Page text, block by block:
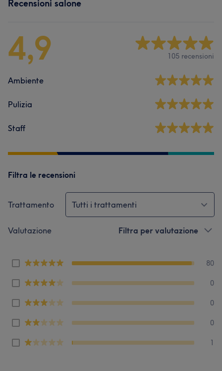
Recensioni salone
4,9 105 recensioni
Ambiente
Pulizia
Staff
Filtra le recensioni
Trattamento Tutti i trattamenti
Valutazione Filtra per valutazione
80
0
0
0
1